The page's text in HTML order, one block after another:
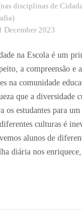
disciplinas de
December 2023
na Escola é um
a compreensão e
na comunidade
que a diversidade
os estudantes para
culturas é
alunos de
diária nos